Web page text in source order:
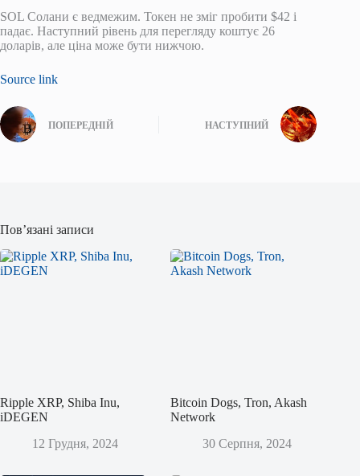
SOL Солани є ведмежим. Токен не зміг пробити $42 і
падає. Наступний рівень для перегляду коштує 26
доларів, але ціна може бути нижчою.
Source link
ПОПЕРЕДНІЙ НАСТУПНИЙ
Пов’язані записи
Ripple XRP, Shiba Inu,
iDEGEN
12 Грудня, 2024
Bitcoin Dogs, Tron, Akash
Network
30 Серпня, 2024